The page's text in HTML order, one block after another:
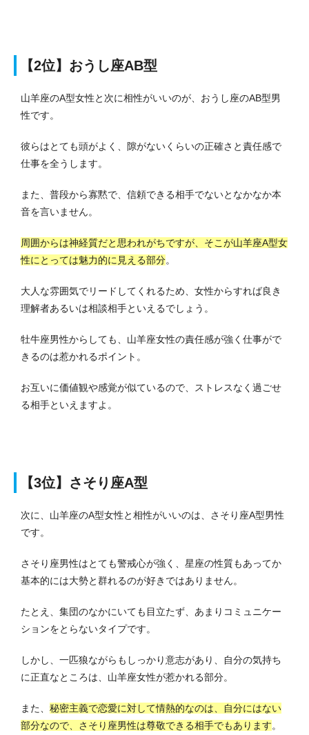
【2位】おうし座AB型
山羊座のA型女性と次に相性がいいのが、おうし座のAB型男
性です。
彼らはとても頭がよく、隙がないくらいの正確さと責任感で
仕事を全うします。
また、普段から寡黙で、信頼できる相手でないとなかなか本
音を言いません。
周囲からは神経質だと思われがちですが、そこが山羊座A型女
性にとっては魅力的に見える部分。
大人な雰囲気でリードしてくれるため、女性からすれば良き
理解者あるいは相談相手といえるでしょう。
牡牛座男性からしても、山羊座女性の責任感が強く仕事がで
きるのは惹かれるポイント。
お互いに価値観や感覚が似ているので、ストレスなく過ごせ
る相手といえますよ。
【3位】さそり座A型
次に、山羊座のA型女性と相性がいいのは、さそり座A型男性
です。
さそり座男性はとても警戒心が強く、星座の性質もあってか
基本的には大勢と群れるのが好きではありません。
たとえ、集団のなかにいても目立たず、あまりコミュニケー
ションをとらないタイプです。
しかし、一匹狼ながらもしっかり意志があり、自分の気持ち
に正直なところは、山羊座女性が惹かれる部分。
また、 秘密主義で恋愛に対して情熱的なのは、自分にはない
部分なので、さそり座男性は尊敬できる相手でもあります。